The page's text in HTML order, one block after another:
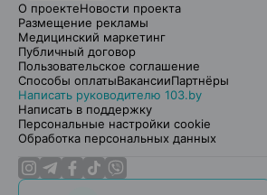
О проектеНовости проекта
Размещение рекламы
Медицинский маркетинг
Публичный договор
Пользовательское соглашение
Способы оплатыВакансииПартнёры
Написать руководителю 103.by
Написать в поддержку
Персональные настройки cookie
Обработка персональных данных